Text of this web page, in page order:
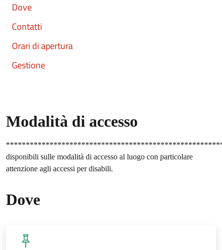
Dove
Contatti
Orari di apertura
Gestione
Modalità di accesso
disponibili sulle modalità di accesso al luogo con particolare
attenzione agli accessi per disabili.
Dove